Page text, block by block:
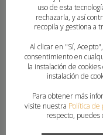
Para ambas
Balonmano de la
uso de esta
rechazarla, y así
recopila y gestiona a
Al clicar en "Sí,
consentimiento en
la instalación de
instalación de
Para obtener más
visite nuestra Política de
respecto, puedes